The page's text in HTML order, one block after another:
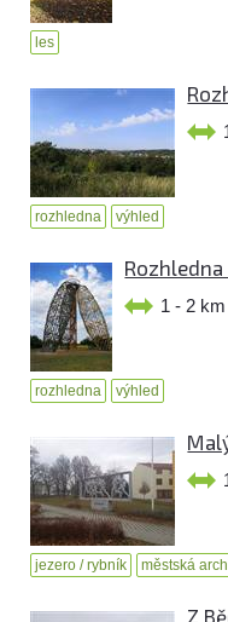
les
rozhledna výhled
Rozhledna
1 - 2 km
rozhledna výhled
jezero / rybník městská
Z